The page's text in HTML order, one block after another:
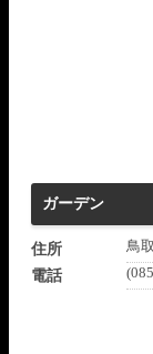
ガーデン
住所
鳥
電話